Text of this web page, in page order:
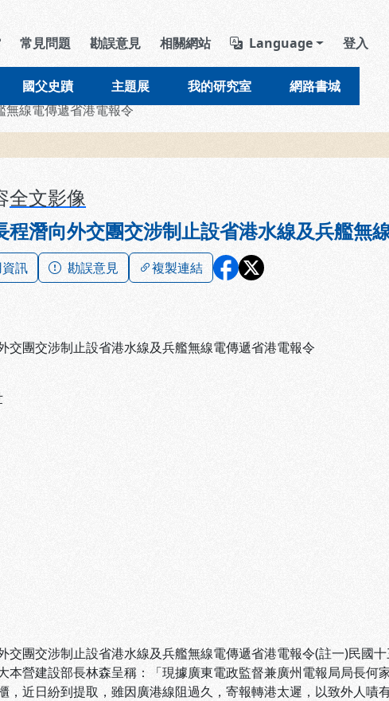
導覽列區塊
常見問題 勘誤意見 相關網站 Language 登入
國父史蹟 主題展 我的研究室 網路書城
無線電傳遞省港電報令
全文影像
程潛向外交團交涉制止設省港水線及兵艦無
訊 勘誤意見 複製連結
交團交涉制止設省港水線及兵艦無線電傳遞省港電報令
交團交涉制止設省港水線及兵艦無線電傳遞省港電報令(註一)民國
本營建設部長林森呈稱：「現據廣東電政監督兼廣州電報局局長何
，近日紛到提取，雖因廣港線阻過久，寄報轉港太遲，以致外人嘖